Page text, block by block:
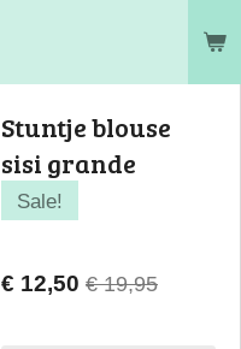
Stuntje blouse
sisi grande
Sale!
€ 12,50 € 19,95